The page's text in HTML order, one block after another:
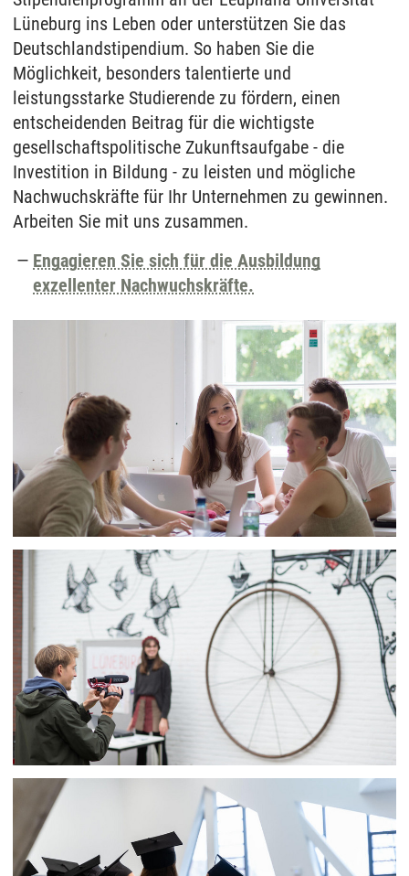
Lüneburg ins Leben oder unterstützen Sie das
Deutschlandstipendium. So haben Sie die
Möglichkeit, besonders talentierte und
leistungsstarke Studierende zu fördern, einen
entscheidenden Beitrag für die wichtigste
gesellschaftspolitische Zukunftsaufgabe - die
Investition in Bildung - zu leisten und mögliche
Nachwuchskräfte für Ihr Unternehmen zu gewinnen.
Arbeiten Sie mit uns zusammen.
Engagieren Sie sich für die Ausbildung
exzellenter Nachwuchskräfte.